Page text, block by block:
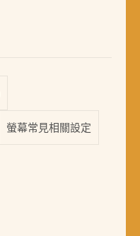
螢幕常見相關設定